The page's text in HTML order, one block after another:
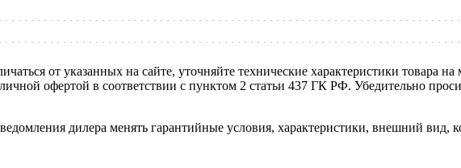
от указанных на сайте, уточняйте технические характеристики
офертой в соответствии с пунктом 2 статьи 437 ГК РФ. Убедительно
дилера менять гарантийные условия, характеристики, внешний вид,